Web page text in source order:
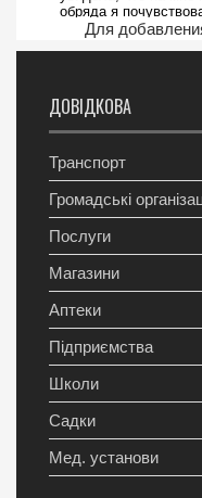
Для
ДОВІДКОВА
Транспорт
Громадські
Послуги
Магазини
Аптеки
Підприємства
Школи
Садки
Мед. установи